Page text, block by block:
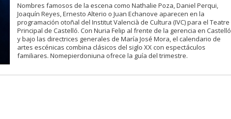
Nombres famosos de la escena como Nathalie Poza, Daniel Perqui,
Joaquín Reyes, Ernesto Alterio o Juan Echanove aparecen en la
programación otoñal del Institut Valencià de Cultura (IVC) para el Teatre
Principal de Castelló. Con Nuria Felip al frente de la gerencia en Castelló
y bajo las directrices generales de María José Mora, el calendario de
artes escénicas combina clásicos del siglo XX con espectáculos
familiares. Nomepierdoniuna ofrece la guía del trimestre.